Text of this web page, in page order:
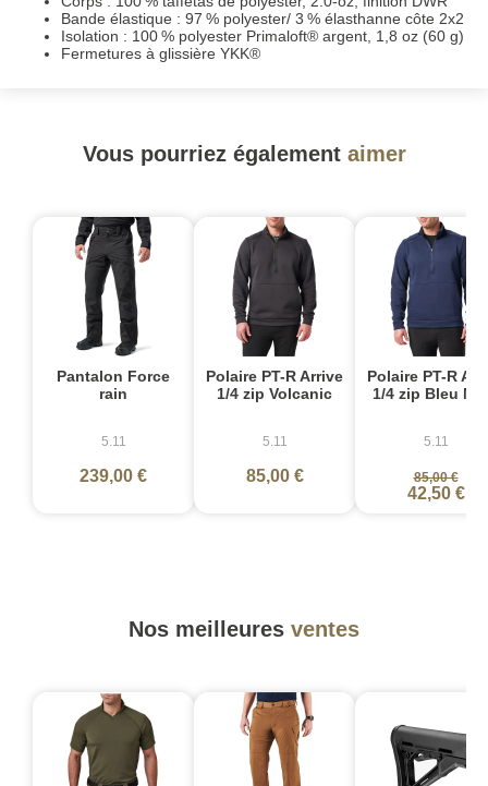
Bande élastique : 97 % polyester/ 3 % élasthanne côte 2x2
Isolation : 100 % polyester Primaloft® argent, 1,8 oz (60 g)
Fermetures à glissière YKK®
Vous pourriez également aimer
Pantalon Force
rain
5.11
239,00 €
Polaire PT-R Arrive
1/4 zip Volcanic
5.11
85,00 €
Polaire PT-R
1/4 zip Bleu
5.11
85,00 €
42,50 €
Nos meilleures ventes